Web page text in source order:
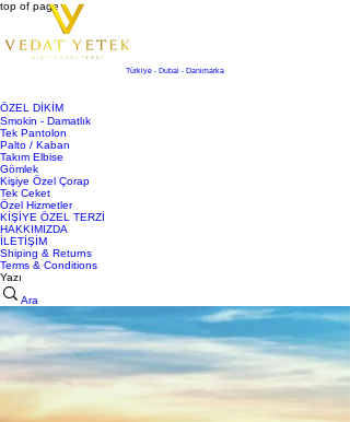
top of page
Türkiye - Dubai - Danimarka
ÖZEL DİKİM
Smokin - Damatlık
Tek Pantolon
Palto / Kaban
Takım Elbise
Gömlek
Kişiye Özel Çorap
Tek Ceket
Özel Hizmetler
KİŞİYE ÖZEL TERZİ
HAKKIMIZDA
İLETİŞİM
Shiping & Returns
Terms & Conditions
Yazı
Ara